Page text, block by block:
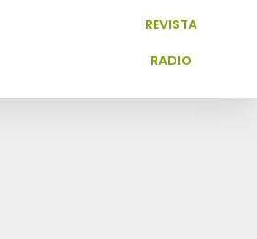
REVISTA
RADIO